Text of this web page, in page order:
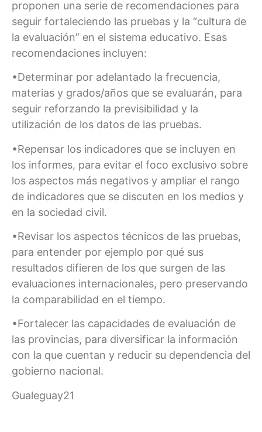
proponen una serie de recomendaciones para
seguir fortaleciendo las pruebas y la “cultura de
la evaluación” en el sistema educativo. Esas
recomendaciones incluyen:
•Determinar por adelantado la frecuencia,
materias y grados/años que se evaluarán, para
seguir reforzando la previsibilidad y la
utilización de los datos de las pruebas.
•Repensar los indicadores que se incluyen en
los informes, para evitar el foco exclusivo sobre
los aspectos más negativos y ampliar el rango
de indicadores que se discuten en los medios y
en la sociedad civil.
•Revisar los aspectos técnicos de las pruebas,
para entender por ejemplo por qué sus
resultados difieren de los que surgen de las
evaluaciones internacionales, pero preservando
la comparabilidad en el tiempo.
•Fortalecer las capacidades de evaluación de
las provincias, para diversificar la información
con la que cuentan y reducir su dependencia del
gobierno nacional.
Gualeguay21